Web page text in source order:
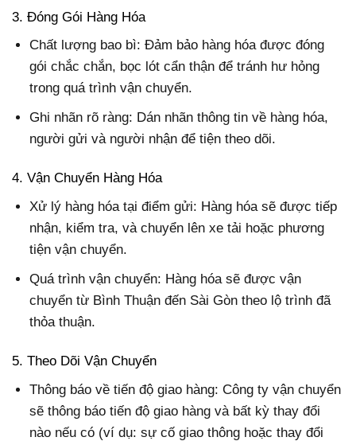
3. Đóng Gói Hàng Hóa
Chất lượng bao bì: Đảm bảo hàng hóa được đóng
gói chắc chắn, bọc lót cẩn thận để tránh hư hỏng
trong quá trình vận chuyển.
Ghi nhãn rõ ràng: Dán nhãn thông tin về hàng hóa,
người gửi và người nhận để tiện theo dõi.
4. Vận Chuyển Hàng Hóa
Xử lý hàng hóa tại điểm gửi: Hàng hóa sẽ được tiếp
nhận, kiểm tra, và chuyển lên xe tải hoặc phương
tiện vận chuyển.
Quá trình vận chuyển: Hàng hóa sẽ được vận
chuyển từ Bình Thuận đến Sài Gòn theo lộ trình đã
thỏa thuận.
5. Theo Dõi Vận Chuyển
Thông báo về tiến độ giao hàng: Công ty vận chuyển
sẽ thông báo tiến độ giao hàng và bất kỳ thay đổi
nào nếu có (ví dụ: sự cố giao thông hoặc thay đổi